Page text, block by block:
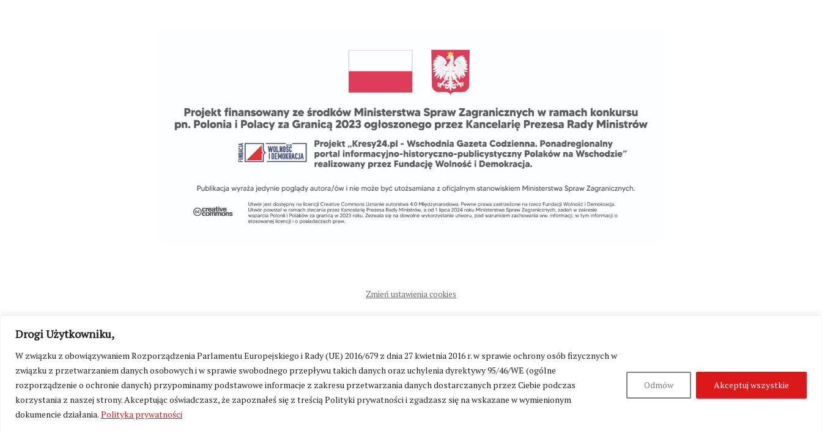
Drogi Użytkowniku,
W związku z obowiązywaniem Rozporządzenia Parlamentu Europejskiego i Rady (UE) 2016/679 z dnia 27 kwietnia 2016 r. w sprawie ochrony osób fizycznych w
związku z przetwarzaniem danych osobowych i w sprawie swobodnego przepływu takich danych oraz uchylenia dyrektywy 95/46/WE (ogólne
rozporządzenie o ochronie danych) przypominamy podstawowe informacje z zakresu przetwarzania danych dostarczanych przez Ciebie podczas
korzystania z naszej strony. Akceptując oświadczasz, że zapoznałeś się z treścią Polityki prywatności i zgadzasz się na wskazane w wymienionym
dokumencie działania. Polityka prywatności
Odmów Akceptuj wszystkie
Zmień ustawienia cookies
©Kresy24.pl2026. Wszelkie Prawa Zastrzeżone.